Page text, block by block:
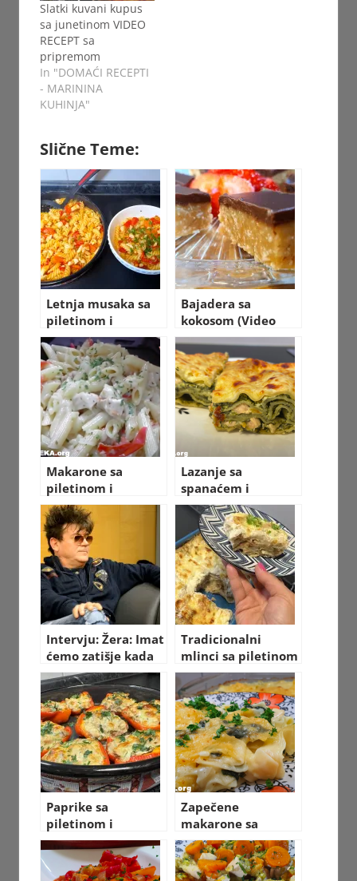
Slatki kuvani kupus
sa junetinom VIDEO
RECEPT sa
pripremom
In "DOMAĆI RECEPTI
- MARININA
KUHINJA"
Slične Teme:
Letnja musaka sa
piletinom i
testeninom VIDEO
RECEPT
Bajadera sa
kokosom (Video
recept)
Makarone sa
piletinom i
paradajzom VIDEO
RECEPT kako se
pravi
Lazanje sa
spanaćem i
piletinom VIDEO
RECEPT kako
napraviti
Intervju: Žera: Imat
ćemo zatišje kada
umremo
Tradicionalni
mlinci sa piletinom
VIDEO RECEPT sa
pripremom
Paprike sa
piletinom i
pečurkama VIDEO
RECEPT sa
pripremom
Zapečene
makarone sa
spanaćem i
piletinom VIDEO
RECEPT sa